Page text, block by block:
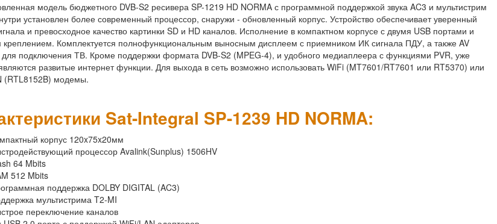
модель бюджетного DVB-S2 ресивера SP-1219 HD NORMA с программной поддержкой звука AC3 и мультистрим
установлен более современный процессор, снаружи - обновленный корпус. Устройство обеспечивает уверенный
и превосходное качество картинки SD и HD каналов. Исполнение в компактном корпусе с двумя USB портами и
Комплектуется полнофункциональным выносным дисплеем с приемником ИК сигнала ПДУ, а также AV
подключения ТВ. Кроме поддержки формата DVB-S2 (MPEG-4), и удобного медиаплеера с функциями PVR, уже
развитые интернет функции. Для выхода в сеть возможно использовать WiFi (MT7601/RT7601 или RT5370) или
(RTL8152B) модемы.
Sat-Integral SP-1239 HD NORMA:
корпус 120x75x20мм
процессор Avalink(Sunplus) 1506HV
64 Mbits
512 Mbits
поддержка DOLBY DIGITAL (AC3)
мультистрима T2-MI
переключение каналов